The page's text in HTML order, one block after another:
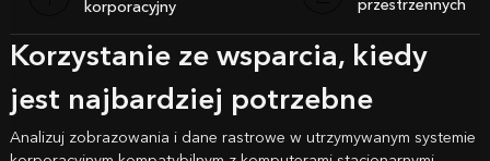
korporacyjny
Korzystanie ze wsparcia, kiedy
jest najbardziej potrzebne
Analizuj zobrazowania i dane rastrowe w utrzymywanym systemie